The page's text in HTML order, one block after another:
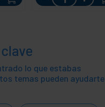
lo que estabas
temas pueden ayudarte